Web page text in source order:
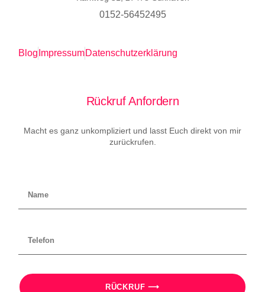
0152-56452495
Blog ImpressumDatenschutzerklärung
Rückruf Anfordern
Macht es ganz unkompliziert und lasst Euch direkt von mir
zurückrufen.
RÜCKRUF ⟶